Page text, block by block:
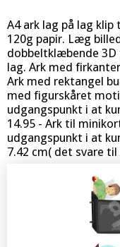
A4 ark lag på lag
120g papir. Læg
dobbeltklæbende
lag. Ark med
Ark med rektangel
med figurskåret
udgangspunkt i at
14.95 - Ark til
udgangspunkt i at
7.42 cm( det svare